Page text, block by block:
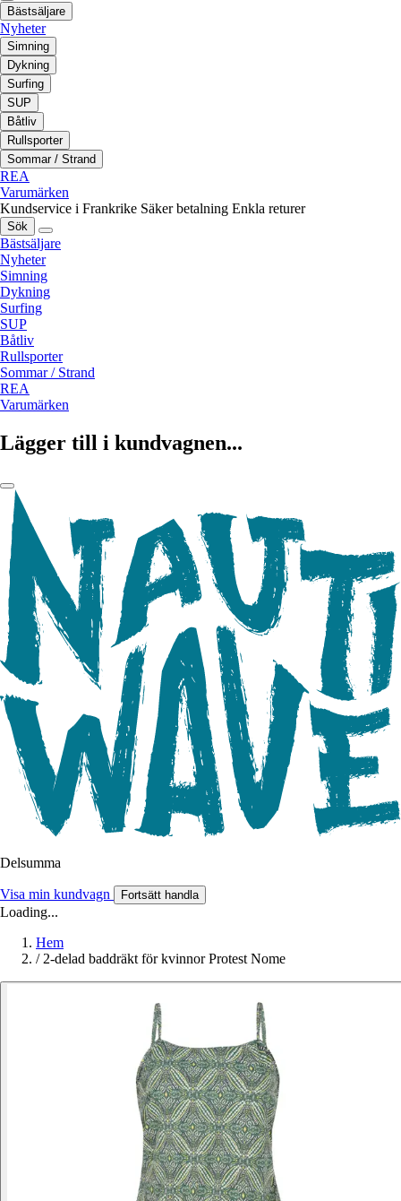
Bästsäljare
Nyheter
Simning
Dykning
Surfing
SUP
Båtliv
Rullsporter
Sommar / Strand
REA
Varumärken
Kundservice i Frankrike Säker betalning Enkla returer
Sök
Bästsäljare
Nyheter
Simning
Dykning
Surfing
SUP
Båtliv
Rullsporter
Sommar / Strand
REA
Varumärken
Lägger till i kundvagnen...
Delsumma
Visa min kundvagn Fortsätt handla
Loading...
Hem
/ 2-delad baddräkt för kvinnor Protest Nome